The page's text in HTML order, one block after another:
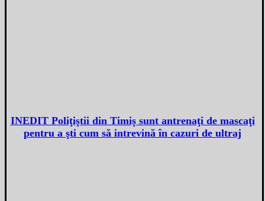
INEDIT Poliţiştii din Timiş sunt antrenaţi de mascaţi
pentru a şti cum să intrevină în cazuri de ultraj